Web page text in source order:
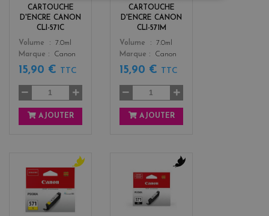
CARTOUCHE
D'ENCRE CANON
CLI-571C
Color
Volume
7.0ml
Marque
Canon
15,90 € TTC
AJOUTER
CARTOUCHE
D'ENCRE CANON
CLI-571M
Color
n
t
Volume
7.0ml
Marque
Canon
15,90 € TTC
AJOUTER
e